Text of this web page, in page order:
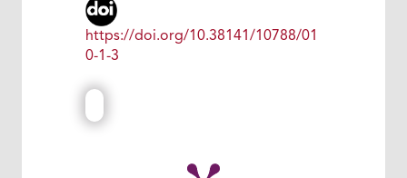
https://doi.org/10.38141/10788/01
0-1-3